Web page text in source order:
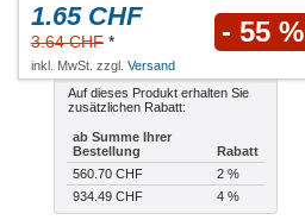
1.65 CHF
3.64 CHF * - 55 %
inkl. MwSt. zzgl. Versand
Auf dieses Produkt erhalten Sie
zusätzlichen Rabatt:
ab Summe Ihrer
Bestellung
Rabatt
560.70 CHF
2 %
934.49 CHF
4 %